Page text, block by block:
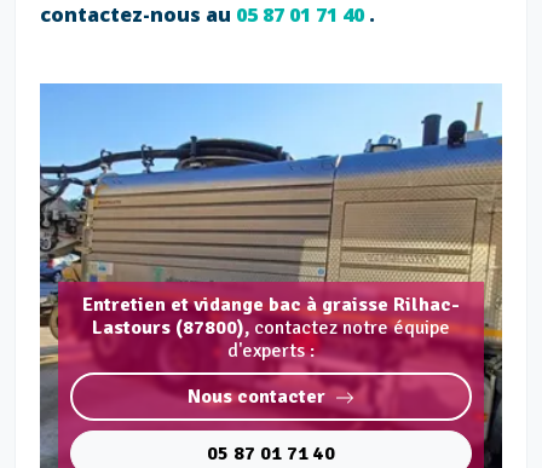
contactez-nous au 05 87 01 71 40.
Entretien et vidange bac à graisse Rilhac-
Lastours (87800), contactez notre équipe
d'experts :
Nous contacter
05 87 01 71 40